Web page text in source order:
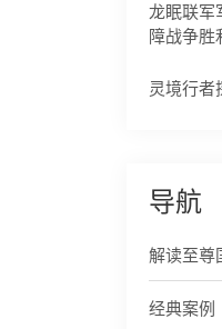
龙眠联军
障战争胜
灵境行者
导航
解读至尊
经典案例